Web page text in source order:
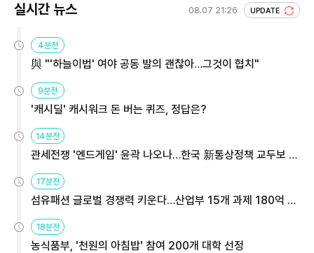
실시간 뉴스 08.07 21:26 UPDATE
4분전
與 "'하늘이법' 여야 공동 발의 괜찮아…그것이 협치"
9분전
'캐시딜' 캐시워크 돈 버는 퀴즈, 정답은?
14분전
관세전쟁 '엔드게임' 윤곽 나오나…한국 新통상정책 교두보 활
용해야
17분전
섬유패션 글로벌 경쟁력 키운다…산업부 15개 과제 180억 지
원
18분전
농식품부, '천원의 아침밥' 참여 200개 대학 선정